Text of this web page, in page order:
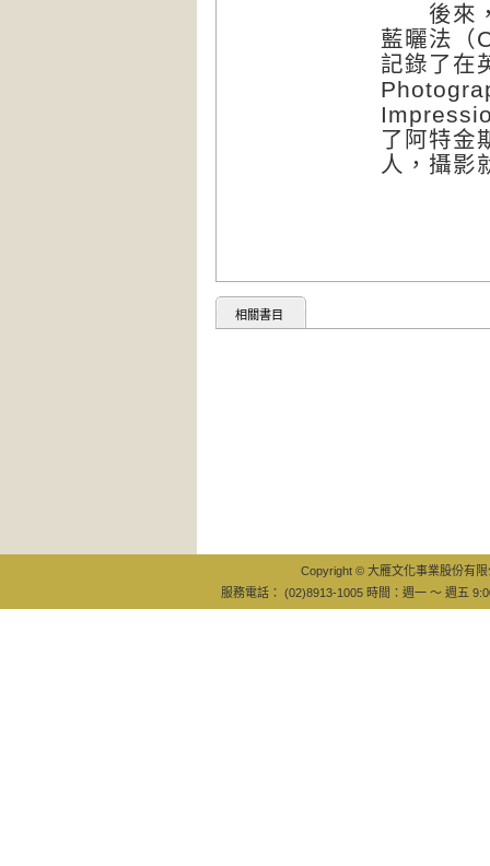
後來，
藍曬法（
記錄了在
了阿特金
人，攝影
相關書目
Copyright © 大雁文化事業股份有
服務電話： (02)8913-1005 時間：週一 ～ 週五